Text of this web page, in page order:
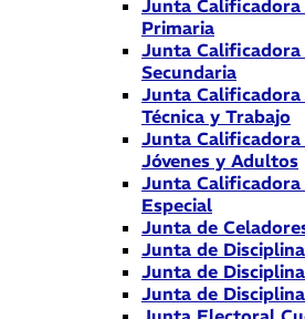
Junta
Primaria
Junta
Secundaria
Junta
Técnica y Trabajo
Junta
Jóvenes y Adultos
Junta
Especial
Junta de
Junta de Disciplina
Junta de
Junta de